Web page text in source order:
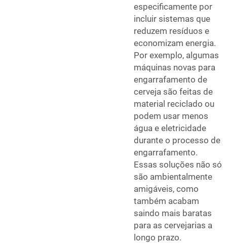
especificamente por
incluir sistemas que
reduzem resíduos e
economizam energia.
Por exemplo, algumas
máquinas novas para
engarrafamento de
cerveja são feitas de
material reciclado ou
podem usar menos
água e eletricidade
durante o processo de
engarrafamento.
Essas soluções não só
são ambientalmente
amigáveis, como
também acabam
saindo mais baratas
para as cervejarias a
longo prazo.